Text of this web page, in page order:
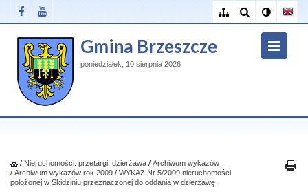
Gmina Brzeszcze
poniedziałek, 10 sierpnia 2026
/ Nieruchomości: przetargi, dzierżawa / Archiwum wykazów
/ Archiwum wykazów rok 2009 / WYKAZ Nr 5/2009 nieruchomości
położonej w Skidziniu przeznaczonej do oddania w dzierżawę